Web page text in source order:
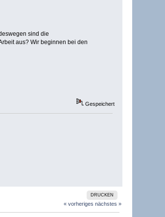
sind die
aus? Wir beginnen bei den
Gespeichert
DRUCKEN
« vorheriges nächstes »